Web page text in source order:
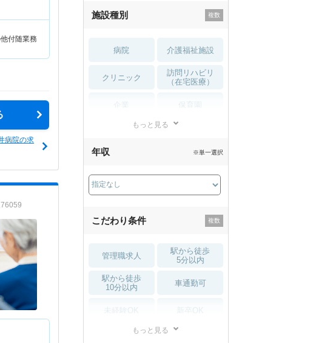
付随業務
病院の求
施設種別
病院 介護福祉施設
クリニック
訪問リハビリ
（在宅医療）
薬局・
もっと見る
年収 ※単一選択
こだわり条件
管理職求人
駅から徒歩
5分以内
駅から徒歩
10分以内
車通勤可
もっと見る